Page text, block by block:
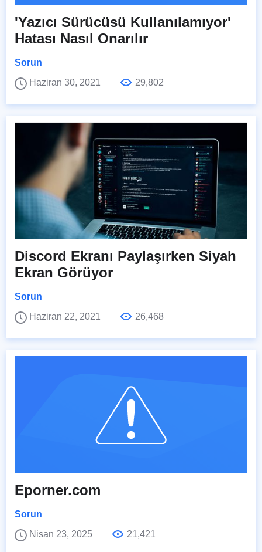
'Yazıcı Sürücüsü Kullanılamıyor'
Hatası Nasıl Onarılır
Sorun
Haziran 30, 2021
29,802
Discord Ekranı Paylaşırken Siyah
Ekran Görüyor
Sorun
Haziran 22, 2021
26,468
Eporner.com
Sorun
Nisan 23, 2025
21,421